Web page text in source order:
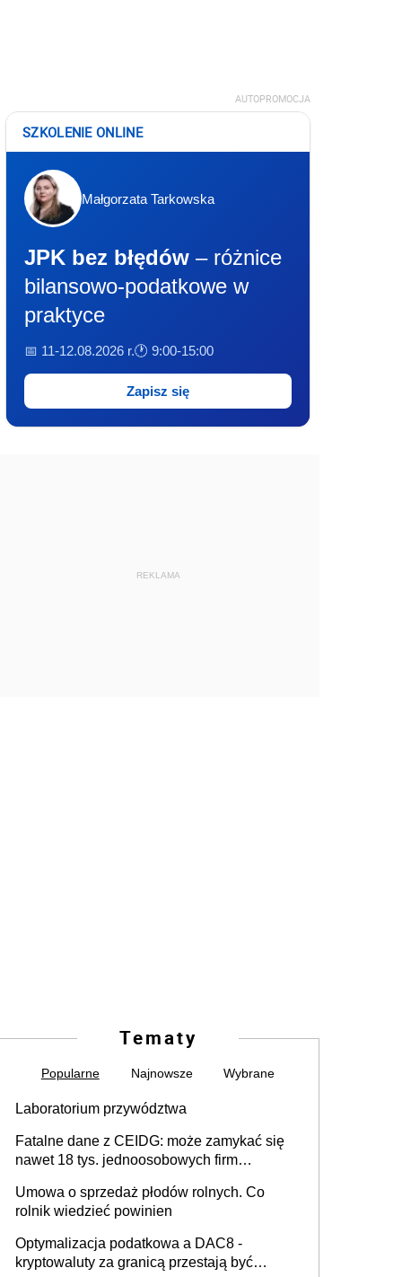
AUTOPROMOCJA
SZKOLENIE ONLINE
Małgorzata Tarkowska
JPK bez błędów – różnice
bilansowo-podatkowe w
praktyce
📅 11-12.08.2026 r.🕐 9:00-15:00
Zapisz się
REKLAMA
Tematy
Popularne Najnowsze Wybrane
Laboratorium przywództwa
Fatalne dane z CEIDG: może zamykać się
nawet 18 tys. jednoosobowych firm
Umowa o sprzedaż płodów rolnych. Co
rolnik wiedzieć powinien
Optymalizacja podatkowa a DAC8 -
kryptowaluty za granicą przestają być